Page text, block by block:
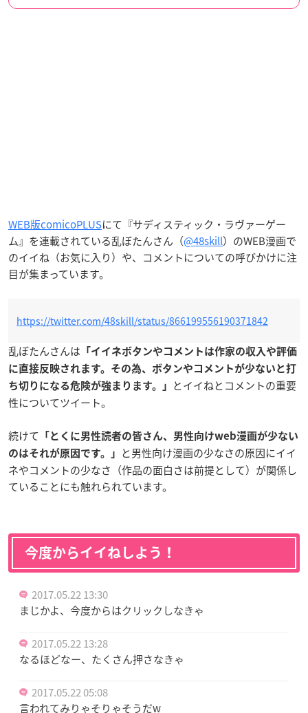
WEB版comicoPLUSにて『サディスティック・ラヴァーゲー
ム』を連載されている乱ぼたんさん（@48skill）のWEB漫画で
のイイね（お気に入り）や、コメントについての呼びかけに注
目が集まっています。
https://twitter.com/48skill/status/866199556190371842
乱ぼたんさんは 「イイネボタンやコメントは作家の収入や評価
に直接反映されます。その為、ボタンやコメントが少ないと打
ち切りになる危険が強まります。」
とイイねとコメントの重要
性についてツイート。
続けて 「とくに男性読者の皆さん、男性向けweb漫画が少ない
のはそれが原因です。」
と男性向け漫画の少なさの原因にイイ
ネやコメントの少なさ（作品の面白さは前提として）が関係し
ていることにも触れられています。
今度からイイねしよう！
2017.05.22 13:30
まじかよ、今度からはクリックしなきゃ
2017.05.22 13:28
なるほどなー、たくさん押さなきゃ
2017.05.22 05:08
言われてみりゃそりゃそうだw